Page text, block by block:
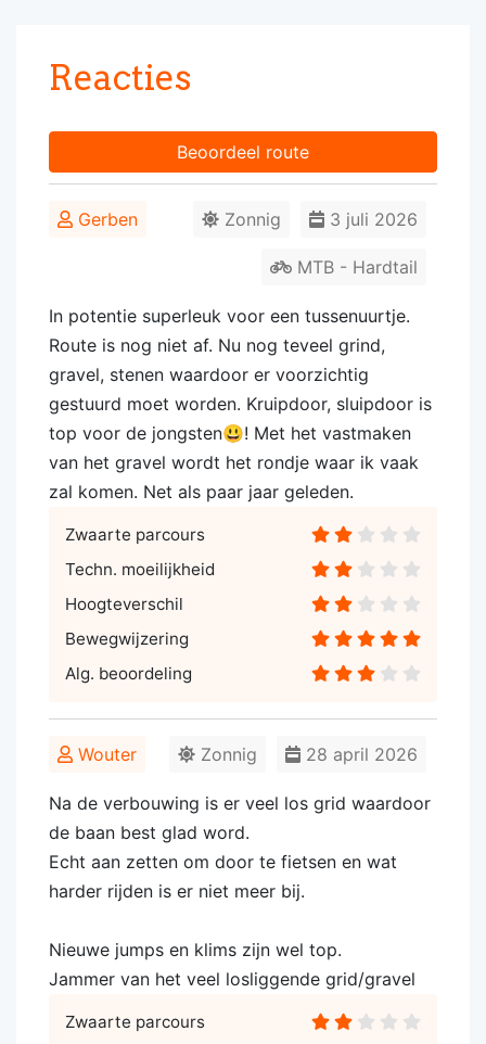
Reacties
Beoordeel route
Gerben 3 juli 2026
Zonnig
MTB - Hardtail
In potentie superleuk voor een tussenuurtje.
Route is nog niet af. Nu nog teveel grind,
gravel, stenen waardoor er voorzichtig
gestuurd moet worden. Kruipdoor, sluipdoor is
top voor de jongsten😃! Met het vastmaken
van het gravel wordt het rondje waar ik vaak
zal komen. Net als paar jaar geleden.
Zwaarte parcours
Techn. moeilijkheid
Hoogteverschil
Bewegwijzering
Alg. beoordeling
Wouter 28 april 2026
Zonnig
Na de verbouwing is er veel los grid waardoor
de baan best glad word.
Echt aan zetten om door te fietsen en wat
harder rijden is er niet meer bij.
Nieuwe jumps en klims zijn wel top.
Jammer van het veel losliggende grid/gravel
Zwaarte parcours